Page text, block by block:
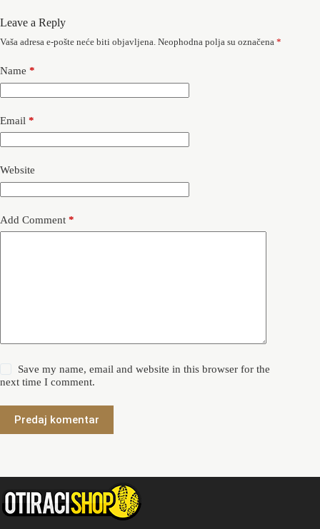
Leave a Reply
Vaša adresa e-pošte neće biti objavljena. Neophodna polja su označena *
Name *
Email *
Website
Add Comment *
Save my name, email and website in this browser for the
next time I comment.
Predaj komentar